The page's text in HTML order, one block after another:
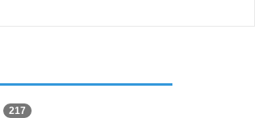
217